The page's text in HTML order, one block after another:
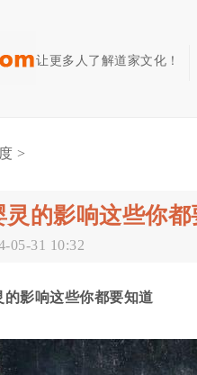
让更多人了解道家文化！
>
的影响这些你都
05-31 10:32
的影响这些你都要知道